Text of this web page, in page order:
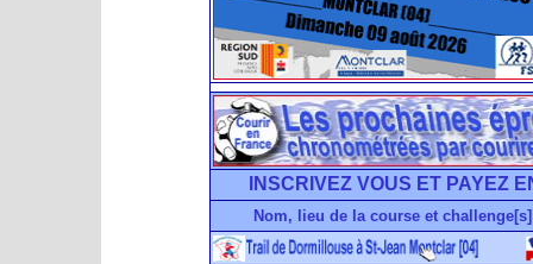
INSCRIVEZ VOUS ET PAYEZ
Nom, lieu de la course et challenge[s]